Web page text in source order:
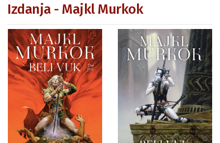
Izdanja - Majkl Murkok